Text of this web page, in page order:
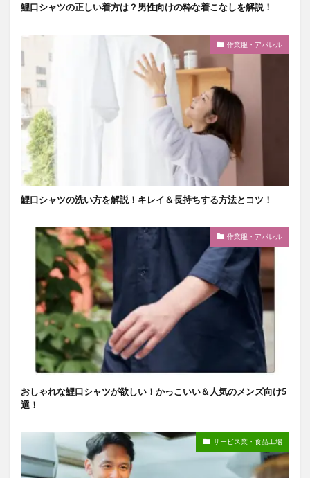
鯉口シャツの正しい着方は？男性向けの粋な着こなしを解説！
作業服・アパレル
鯉口シャツの洗い方を解説！キレイ＆長持ちする方法とコツ！
作業服・アパレル
おしゃれな鯉口シャツが欲しい！かっこいい＆人気のメンズ向け5
選！
サービス業・食品工場